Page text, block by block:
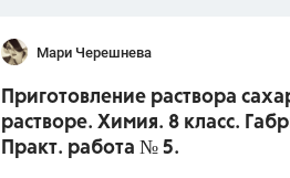
Мари Черешнева
Приготовление раствора
растворе. Химия. 8 класс.
Практ. работа № 5.